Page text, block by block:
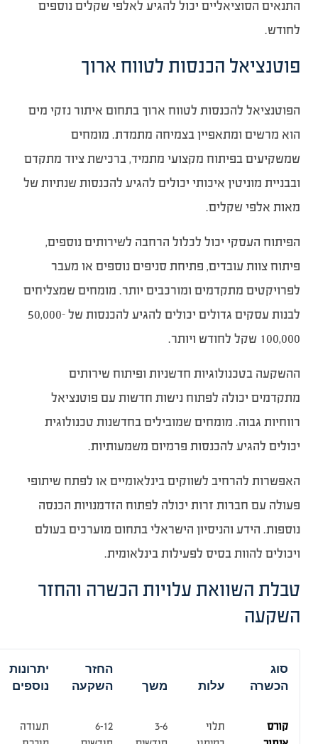
התנאים הסוציאליים יכול להגיע לאלפי שקלים נוספים
לחודש.
פוטנציאל הכנסות לטווח ארוך
הפוטנציאל להכנסות לטווח ארוך בתחום איתור נזקי מים
הוא מרשים ומתאפיין בצמיחה מתמדת. מומחים
שמשקיעים בפיתוח מקצועי מתמיד, ברכישת ציוד מתקדם
ובבניית מוניטין איכותי יכולים להגיע להכנסות שנתיות של
מאות אלפי שקלים.
הפיתוח העסקי יכול לכלול הרחבה לשירותים נוספים,
פיתוח צוות עובדים, פתיחת סניפים נוספים או מעבר
לפרויקטים מתקדמים ומורכבים יותר. מומחים שמצליחים
לבנות עסקים גדולים יכולים להגיע להכנסות של 50,000-
100,000 שקל לחודש ויותר.
ההשקעה בטכנולוגיות חדשניות ופיתוח שירותים
מתקדמים יכולה לפתוח נישות חדשות עם פוטנציאל
רווחיות גבוה. מומחים שמובילים בחדשנות טכנולוגית
יכולים להגיע להכנסות פרמיום משמעותיות.
האפשרות להרחיב לשווקים בינלאומיים או לפתח שיתופי
פעולה עם חברות זרות יכולה לפתוח הזדמנויות הכנסה
נוספות. הידע והניסיון הישראלי בתחום מוערכים בעולם
ויכולים להוות בסיס לפעילות בינלאומית.
טבלת השוואת עלויות הכשרה והחזר
השקעה
סוג
הכשרה
עלות משך
החזר
השקעה
יתרונות
נוספים
קורס
תלוי
3-6
6-12
תעודה